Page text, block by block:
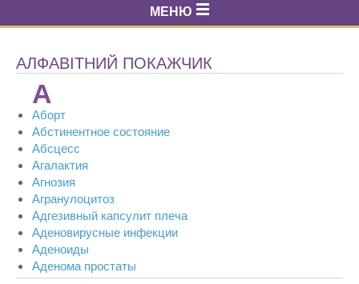
МЕНЮ
АЛФАВІТНИЙ ПОКАЖЧИК
А
Аборт
Абстинентное состояние
Абсцесс
Агалактия
Агнозия
Агранулоцитоз
Адгезивный капсулит плеча
Аденовирусные инфекции
Аденоиды
Аденома простаты